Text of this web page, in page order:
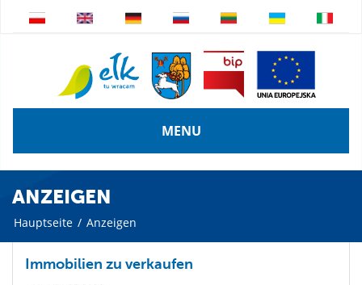
MENU
ANZEIGEN
Hauptseite / Anzeigen
Immobilien zu verkaufen